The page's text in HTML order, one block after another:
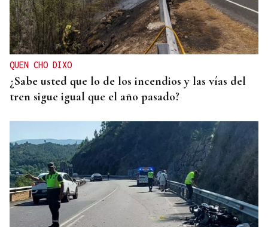
QUEN CHO DIXO
¿Sabe usted que lo de los incendios y las vías del
tren sigue igual que el año pasado?